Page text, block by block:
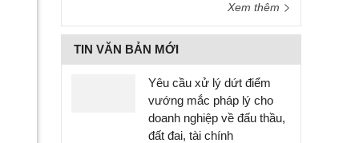
Xem thêm
TIN VĂN BẢN MỚI
Yêu cầu xử lý dứt điểm
vướng mắc pháp lý cho
doanh nghiệp về đấu thầu,
đất đai, tài chính